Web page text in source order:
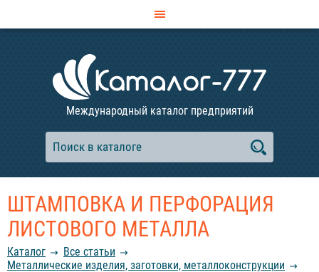
Международный каталог предприятий
ШТАМПОВКА И ПЕРФОРАЦИЯ
ЛИСТОВОГО МЕТАЛЛА
Каталог
Все статьи
Металлические изделия, заготовки, металлоконструкции